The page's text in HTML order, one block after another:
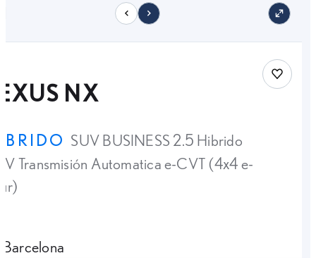
NX
SUV BUSINESS 2.5 Hibrido
Transmisión Automatica e-CVT (4x4 e-
Save car
Barcelona